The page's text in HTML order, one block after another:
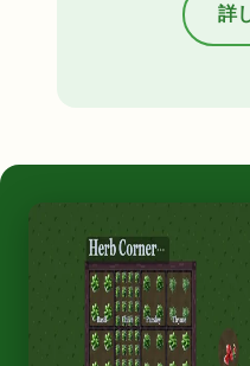
詳